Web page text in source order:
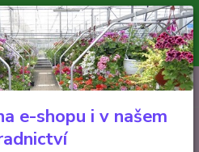
z e-shopu je 300 Kč.
opadl a balíček můžete čekat
po přijetí objednávky. Objednávky
v jakém přišly...
CZK 0ks
za0 Kč
e-shopu i v našem